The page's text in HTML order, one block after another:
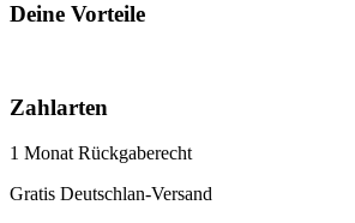
Deine Vorteile
Zahlarten
1 Monat Rückgaberecht
Gratis Deutschlan-Versand